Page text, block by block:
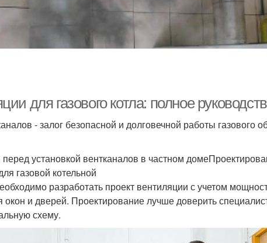
для газового котла: полное
- залог безопасной и долговечной работы газового
установкой вентканалов в частном
газовой котельной
разработать проект вентиляции с учетом
и дверей. Проектирование лучше доверить
схему.